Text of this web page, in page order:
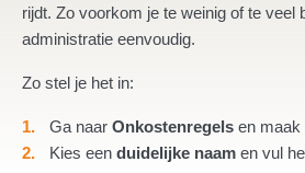
rijdt. Zo voorkom je te weinig of te veel
administratie eenvoudig.
Zo stel je het in:
Ga naar Onkostenregels en maak
Kies een duidelijke naam en vul